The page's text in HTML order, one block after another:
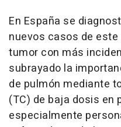
En España se
nuevos casos de
tumor con más
subrayado la
de pulmón mediante
(TC) de baja dosis en
especialmente